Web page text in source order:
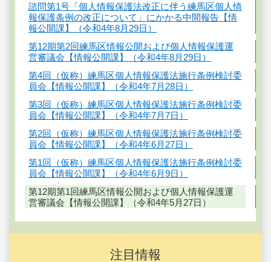
諮問第1号「個人情報保護法改正に伴う練馬区個人情
報保護条例の改正について」にかかる中間報告【情
報公開課】（令和4年8月29日）
第12期第2回練馬区情報公開および個人情報保護運
営審議会【情報公開課】（令和4年8月29日）
第4回（仮称）練馬区個人情報保護法施行条例検討委
員会【情報公開課】（令和4年7月28日）
第3回（仮称）練馬区個人情報保護法施行条例検討委
員会【情報公開課】（令和4年7月7日）
第2回（仮称）練馬区個人情報保護法施行条例検討委
員会【情報公開課】（令和4年6月27日）
第1回（仮称）練馬区個人情報保護法施行条例検討委
員会【情報公開課】（令和4年6月9日）
第12期第1回練馬区情報公開および個人情報保護運
営審議会【情報公開課】（令和4年5月27日）
注目情報